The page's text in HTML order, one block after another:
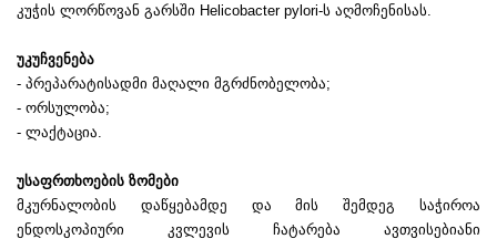
კუჭის ლორწოვან გარსში Helicobacter pylori-ს აღმოჩენისას.
უკუჩვენება
- პრეპარატისადმი მაღალი მგრძნობელობა;
- ორსულობა;
- ლაქტაცია.
უსაფრთხოების ზომები
მკურნალობის დაწყებამდე და მის შემდეგ საჭიროა
ენდოსკოპიური კვლევის ჩატარება ავთვისებიანი